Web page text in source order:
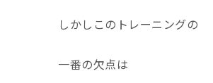
しかしこのトレーニングの
一番の欠点は